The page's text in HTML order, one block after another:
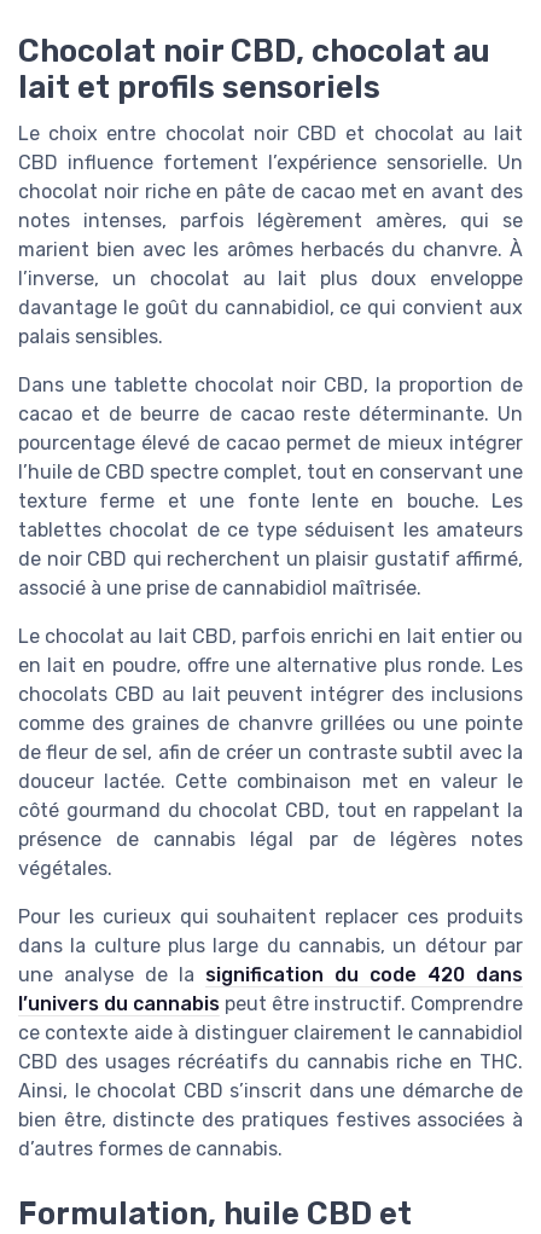
Chocolat noir CBD, chocolat au
lait et profils sensoriels
Le choix entre chocolat noir CBD et chocolat au lait
CBD influence fortement l’expérience sensorielle. Un
chocolat noir riche en pâte de cacao met en avant des
notes intenses, parfois légèrement amères, qui se
marient bien avec les arômes herbacés du chanvre. À
l’inverse, un chocolat au lait plus doux enveloppe
davantage le goût du cannabidiol, ce qui convient aux
palais sensibles.
Dans une tablette chocolat noir CBD, la proportion de
cacao et de beurre de cacao reste déterminante. Un
pourcentage élevé de cacao permet de mieux intégrer
l’huile de CBD spectre complet, tout en conservant une
texture ferme et une fonte lente en bouche. Les
tablettes chocolat de ce type séduisent les amateurs
de noir CBD qui recherchent un plaisir gustatif affirmé,
associé à une prise de cannabidiol maîtrisée.
Le chocolat au lait CBD, parfois enrichi en lait entier ou
en lait en poudre, offre une alternative plus ronde. Les
chocolats CBD au lait peuvent intégrer des inclusions
comme des graines de chanvre grillées ou une pointe
de fleur de sel, afin de créer un contraste subtil avec la
douceur lactée. Cette combinaison met en valeur le
côté gourmand du chocolat CBD, tout en rappelant la
présence de cannabis légal par de légères notes
végétales.
Pour les curieux qui souhaitent replacer ces produits
dans la culture plus large du cannabis, un détour par
une analyse de la signification du code 420 dans
l’univers du cannabis peut être instructif. Comprendre
ce contexte aide à distinguer clairement le cannabidiol
CBD des usages récréatifs du cannabis riche en THC.
Ainsi, le chocolat CBD s’inscrit dans une démarche de
bien être, distincte des pratiques festives associées à
d’autres formes de cannabis.
Formulation, huile CBD et